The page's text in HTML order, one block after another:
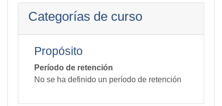
Categorías de curso
Propósito
Período de retención
No se ha definido un período de retención